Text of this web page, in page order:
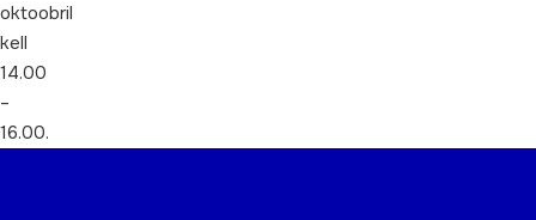
oktoobril
kell
14.00
–
16.00.